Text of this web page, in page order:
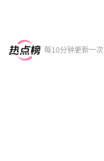
每10分钟更新一次